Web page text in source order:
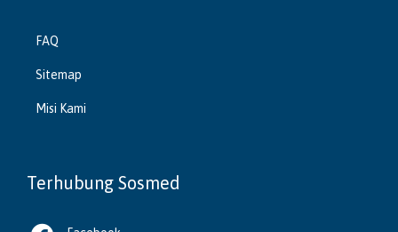
FAQ
Sitemap
Misi Kami
Terhubung Sosmed